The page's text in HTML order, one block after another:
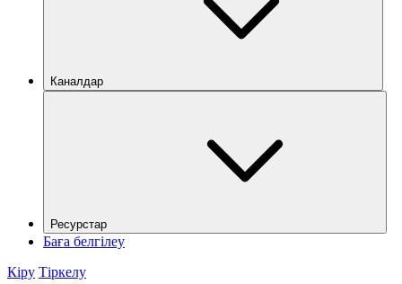
Каналдар
Ресурстар
Баға белгілеу
Кіру Тіркелу